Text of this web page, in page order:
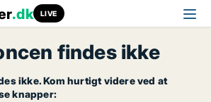
.dk LIVE
findes ikke
ikke. Kom hurtigt videre ved at
knapper: